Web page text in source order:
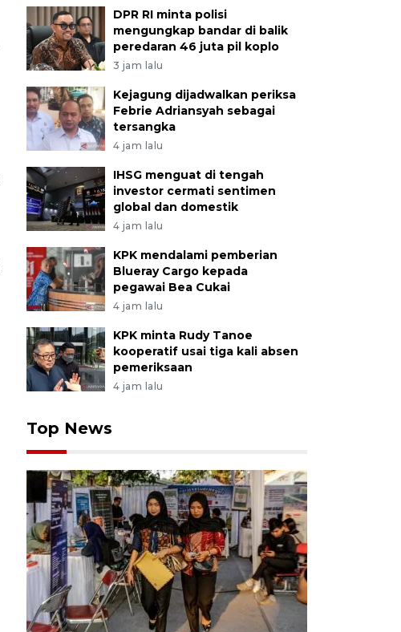
DPR RI minta polisi
mengungkap bandar di balik
peredaran 46 juta pil koplo
3 jam lalu
Kejagung dijadwalkan periksa
Febrie Adriansyah sebagai
tersangka
4 jam lalu
IHSG menguat di tengah
investor cermati sentimen
global dan domestik
4 jam lalu
KPK mendalami pemberian
Blueray Cargo kepada
pegawai Bea Cukai
4 jam lalu
KPK minta Rudy Tanoe
kooperatif usai tiga kali absen
pemeriksaan
4 jam lalu
Top News